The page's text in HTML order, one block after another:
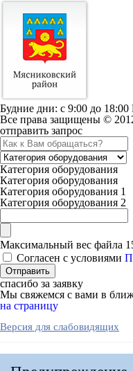
Будние дни: c 9:00 до 18:00
Все права защищены ©
отправить запрос
Категория оборудования
Категория оборудования
Категория оборудования 1
Категория оборудования 2
Максимальный вес файла
Согласен с условиями
спасибо за заявку
Мы свяжемся с вами в
на страницу
Версия для слабовидящих